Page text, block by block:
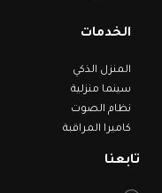
الخدمات
المنزل الذكي
سينما منزلية
نظام الصوت
كاميرا المراقبة
تابعنا